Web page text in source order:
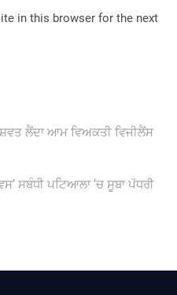
in this browser for the next
ਲੈਂਦਾ ਆਮ ਵਿਅਕਤੀ ਵਿਜੀਲੈਂਸ
ਸਬੰਧੀ ਪਟਿਆਲਾ ’ਚ ਸੂਬਾ ਪੱਧਰੀ